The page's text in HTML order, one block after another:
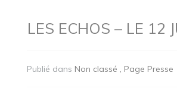
LES ECHOS – LE 12
Publié dans Non classé Page Presse